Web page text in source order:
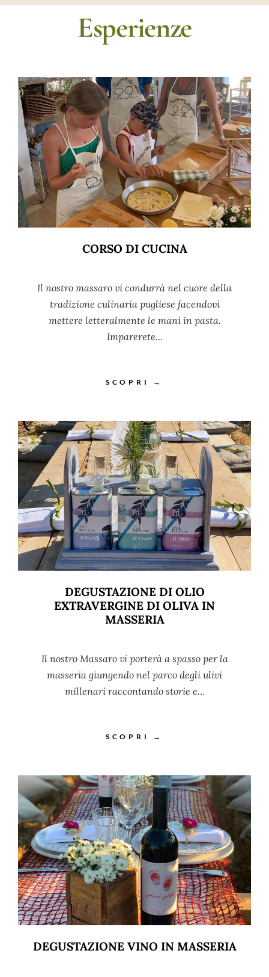
Esperienze
CORSO DI CUCINA
Il nostro massaro vi condurrà nel cuore della
tradizione culinaria pugliese facendovi
mettere letteralmente le mani in pasta.
Imparerete…
SCOPRI →
DEGUSTAZIONE DI OLIO
EXTRAVERGINE DI OLIVA IN
MASSERIA
Il nostro Massaro vi porterà a spasso per la
masseria giungendo nel parco degli ulivi
millenari raccontando storie e…
SCOPRI →
DEGUSTAZIONE VINO IN MASSERIA